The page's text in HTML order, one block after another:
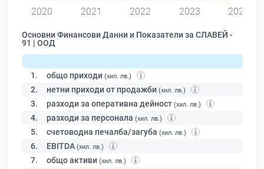
2020 2021 2022 2023 2024
Основни Финансови Данни и Показатели за СЛАВЕЙ -
91 | ООД
1. общо приходи (хил. лв.)
2. нетни приходи от продажби (хил. лв.)
3. разходи за оперативна дейност (хил. лв.)
4. разходи за персонала (хил. лв.)
5. счетоводна печалба/загуба (хил. лв.)
6. EBITDA (хил. лв.)
7. общо активи (хил. лв.)